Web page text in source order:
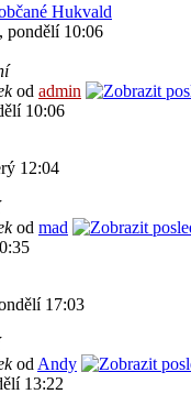
Hukvald
pondělí 10:06
od admin
10:06
12:04
od mad
17:03
od Andy
13:22